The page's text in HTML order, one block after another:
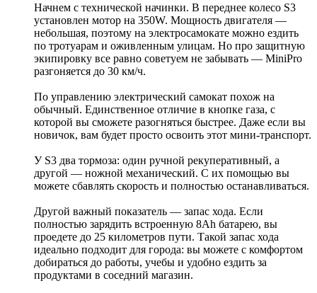
Начнем с технической начинки. В переднее колесо S3
установлен мотор на 350W. Мощность двигателя —
небольшая, поэтому на электросамокате можно ездить
по тротуарам и оживленным улицам. Но про защитную
экипировку все равно советуем не забывать — MiniPro
разгоняется до 30 км/ч.
По управлению электрический самокат похож на
обычный. Единственное отличие в кнопке газа, с
которой вы сможете разогняться быстрее. Даже если вы
новичок, вам будет просто освоить этот мини-транспорт.
У S3 два тормоза: один ручной рекуперативный, а
другой — ножной механический. С их помощью вы
можете сбавлять скорость и полностью останавливаться.
Другой важный показатель — запас хода. Если
полностью зарядить встроенную 8Ah батарею, вы
проедете до 25 километров пути. Такой запас хода
идеально подходит для города: вы можете с комфортом
добираться до работы, учебы и удобно ездить за
продуктами в соседний магазин.